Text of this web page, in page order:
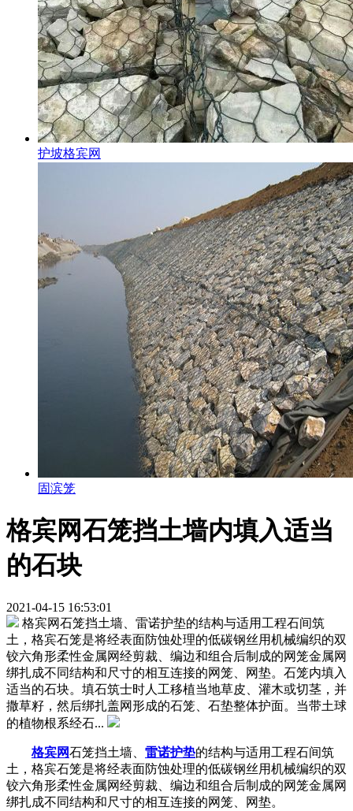
护坡格宾网
固滨笼
格宾网石笼挡土墙内填入适当
的石块
2021-04-15 16:53:01
格宾网石笼挡土墙、雷诺护垫的结构与适用工程石间筑
土，格宾石笼是将经表面防蚀处理的低碳钢丝用机械编织的双
铰六角形柔性金属网经剪裁、编边和组合后制成的网笼金属网
绑扎成不同结构和尺寸的相互连接的网笼、网垫。石笼内填入
适当的石块。填石筑士时人工移植当地草皮、灌木或切茎，并
撒草籽，然后绑扎盖网形成的石笼、石垫整体护面。当带土球
的植物根系经石...
格宾网石笼挡土墙、 雷诺护垫的结构与适用工程石间筑
土，格宾石笼是将经表面防蚀处理的低碳钢丝用机械编织的双
铰六角形柔性金属网经剪裁、编边和组合后制成的网笼金属网
绑扎成不同结构和尺寸的相互连接的网笼、网垫。